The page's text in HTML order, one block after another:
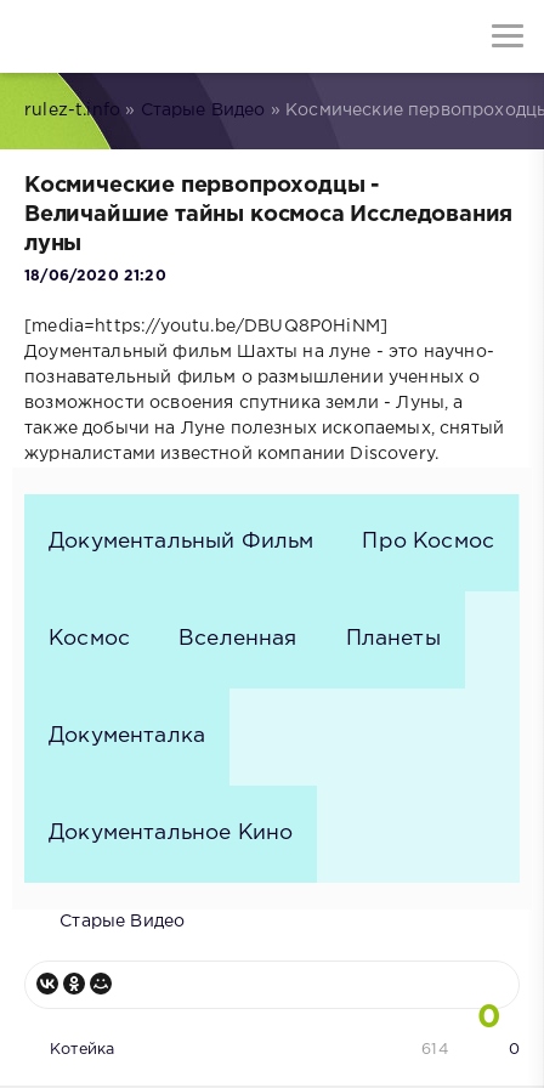
rulez-t.info » Старые Видео » Космические
Космические первопроходцы -
Величайшие тайны космоса Исследования
луны
18/06/2020 21:20
[media=https://youtu.be/DBUQ8P0HiNM]
Доументальный фильм Шахты на луне - это научно-
познавательный фильм о размышлении ученных о
возможности освоения спутника земли - Луны, а
также добычи на Луне полезных ископаемых, снятый
журналистами известной компании Discovery.
Документальный Фильм Про Космос
Космос Вселенная Планеты
Документалка
Документальное Кино
Старые Видео
0
Котейка 0
614